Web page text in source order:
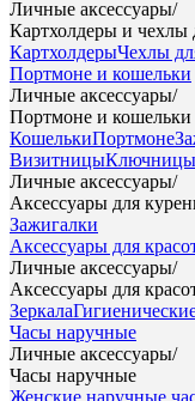
Личные аксессуары/
Картхолдеры и чехлы
КартхолдерыЧехлы
Портмоне и кошельки
Личные аксессуары/
Портмоне и кошельки
КошелькиПортмоне
ВизитницыКлючницы
Личные аксессуары/
Аксессуары для
Зажигалки
Аксессуары для
Личные аксессуары/
Аксессуары для
Зеркала
Часы наручные
Личные аксессуары/
Часы наручные
Женские наручные